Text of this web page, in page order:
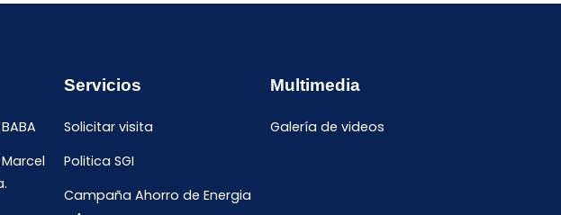
Servicios
Solicitar visita
Politica SGI
Campaña Ahorro de Energia
Multimedia
Galería de videos